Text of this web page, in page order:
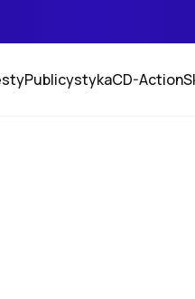
PublicystykaCD-Action